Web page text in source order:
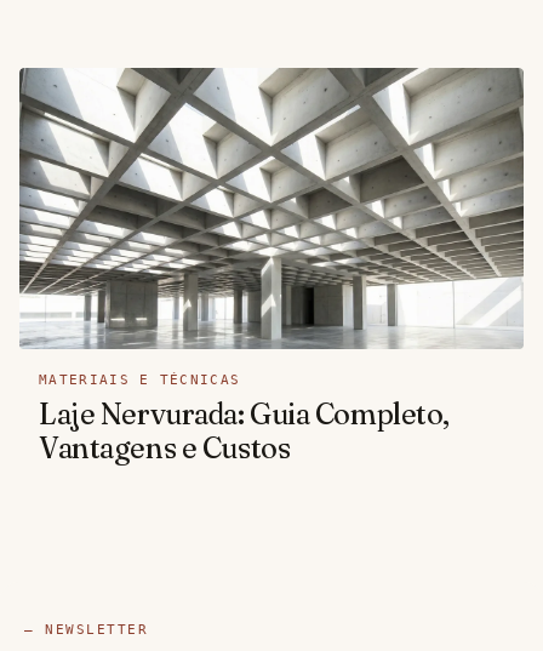
MATERIAIS E TÉCNICAS
Laje Nervurada: Guia Completo,
Vantagens e Custos
— NEWSLETTER